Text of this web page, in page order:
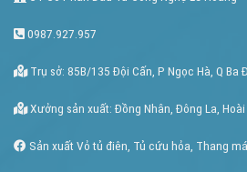
0987.927.957
Trụ sở: 85B/135 Đội Cấn, P Ngọc Hà, Q Ba
Xưởng sản xuất: Đồng Nhân, Đông La,
Sản xuất Vỏ tủ điên, Tủ cứu hỏa, Thang